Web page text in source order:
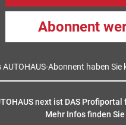
Abonnent
AUTOHAUS-Abonnent haben
next ist DAS
Mehr Infos finden